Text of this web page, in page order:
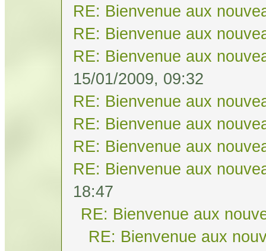
RE: Bienvenue aux
RE: Bienvenue aux
RE: Bienvenue aux
15/01/2009, 09:32
RE: Bienvenue aux
RE: Bienvenue aux
RE: Bienvenue aux
RE: Bienvenue aux
18:47
RE: Bienvenue aux
RE: Bienvenue aux